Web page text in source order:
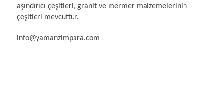
aşındırıcı çeşitleri, granit ve mermer malzemelerinin
çeşitleri mevcuttur.
info@yamanzimpara.com